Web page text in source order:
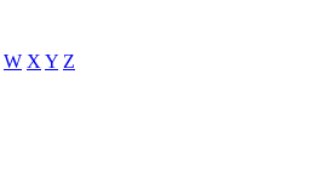
W X Y Z